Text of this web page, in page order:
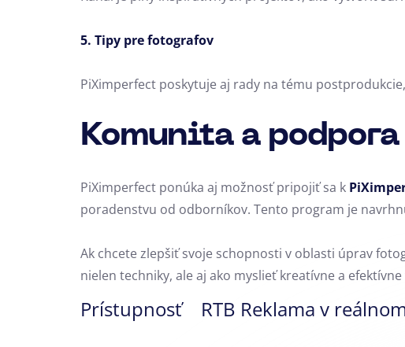
5. Tipy pre fotografov
PiXimperfect poskytuje aj rady na tému
Komunita a podpora
PiXimperfect ponúka aj možnosť pripojiť sa k
poradenstvu od odborníkov. Tento program je
Ak chcete zlepšiť svoje schopnosti v oblasti úprav
nielen techniky, ale aj ako myslieť kreatívne a
Prístupnosť RTB Reklama v